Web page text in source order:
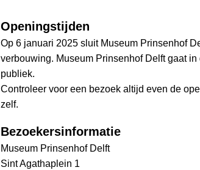
Openingstijden
Op 6 januari 2025 sluit Museum Prinsenhof
verbouwing. Museum Prinsenhof Delft gaat
publiek.
Controleer voor een bezoek altijd even de
zelf.
Bezoekersinformatie
Museum Prinsenhof Delft
Sint Agathaplein 1